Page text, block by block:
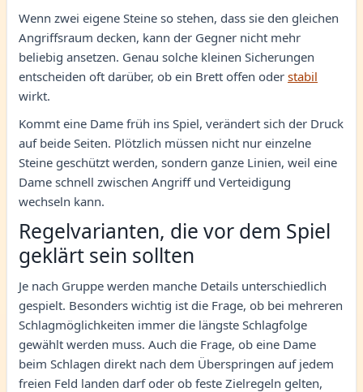
Wenn zwei eigene Steine so stehen, dass sie den gleichen
Angriffsraum decken, kann der Gegner nicht mehr
beliebig ansetzen. Genau solche kleinen Sicherungen
entscheiden oft darüber, ob ein Brett offen oder stabil
wirkt.
Kommt eine Dame früh ins Spiel, verändert sich der Druck
auf beide Seiten. Plötzlich müssen nicht nur einzelne
Steine geschützt werden, sondern ganze Linien, weil eine
Dame schnell zwischen Angriff und Verteidigung
wechseln kann.
Regelvarianten, die vor dem Spiel
geklärt sein sollten
Je nach Gruppe werden manche Details unterschiedlich
gespielt. Besonders wichtig ist die Frage, ob bei mehreren
Schlagmöglichkeiten immer die längste Schlagfolge
gewählt werden muss. Auch die Frage, ob eine Dame
beim Schlagen direkt nach dem Überspringen auf jedem
freien Feld landen darf oder ob feste Zielregeln gelten,